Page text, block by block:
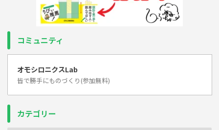
コミュニティ
オモシロニクスLab
皆で勝手にものづくり(参加無料)
カテゴリー